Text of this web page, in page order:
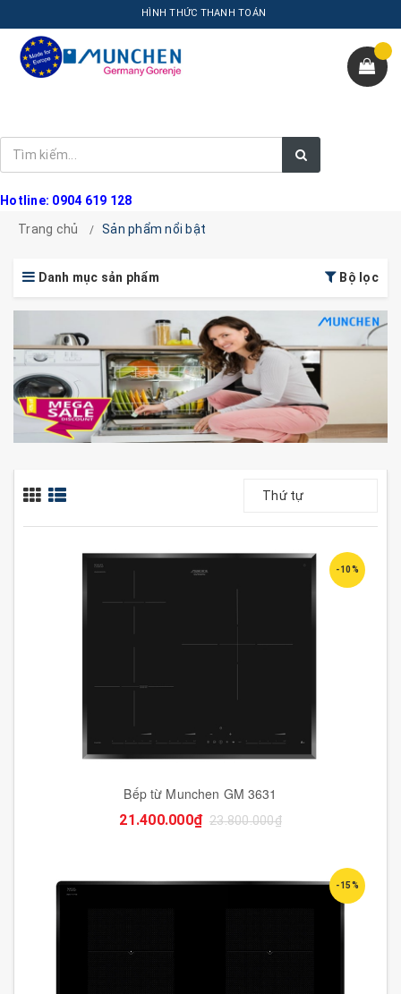
HÌNH THỨC THANH TOÁN
Hotline: 0904 619 128
Trang chủ
Sản phẩm nổi bật
Danh mục sản phẩm Bộ lọc
Thứ tự
-10%
Bếp từ Munchen GM 3631
21.400.000₫ 23.800.000₫
-15%